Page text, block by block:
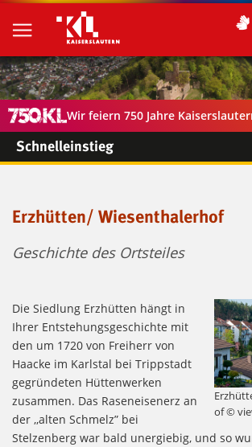
Wir feiern 750 Jahre
Schnelleinstieg
Erzhütten/ Wiesenthalerhof
Geschichte des Ortsteiles
of ©
Die Siedlung Erzhütten hängt in
Ihrer Entstehungsgeschichte mit
den um 1720 von Freiherr von
Haacke im Karlstal bei Trippstadt
gegründeten Hüttenwerken
zusammen. Das Raseneisenerz an
der ,,alten Schmelz” bei
Stelzenberg war bald unergiebig, und so